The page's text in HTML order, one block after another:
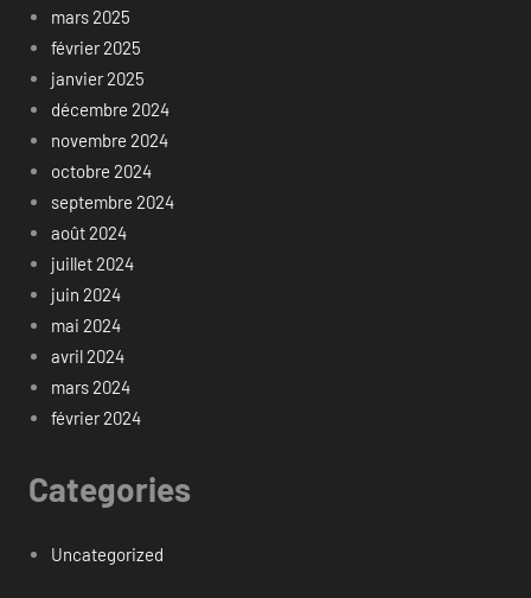
mars 2025
février 2025
janvier 2025
décembre 2024
novembre 2024
octobre 2024
septembre 2024
août 2024
juillet 2024
juin 2024
mai 2024
avril 2024
mars 2024
février 2024
Categories
Uncategorized